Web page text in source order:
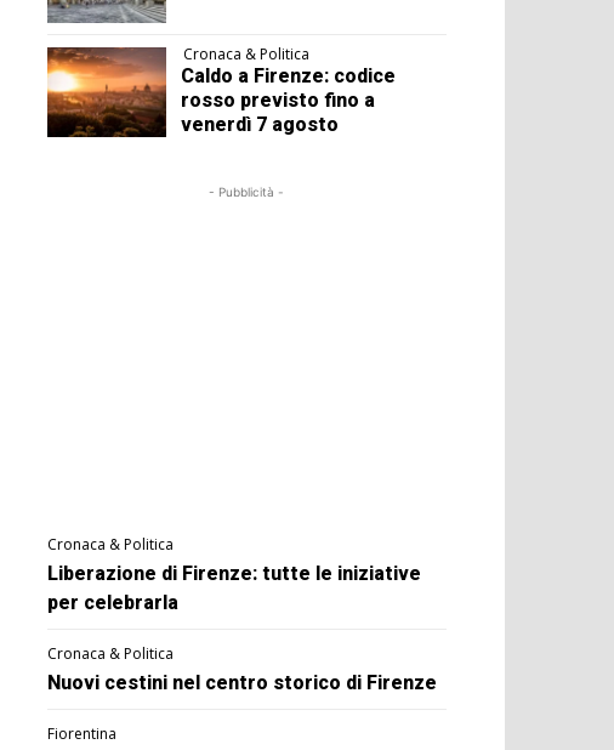
Cronaca & Politica
Caldo a Firenze: codice
rosso previsto fino a
venerdì 7 agosto
- Pubblicità -
Cronaca & Politica
Liberazione di Firenze: tutte le iniziative
per celebrarla
Cronaca & Politica
Nuovi cestini nel centro storico di Firenze
Fiorentina